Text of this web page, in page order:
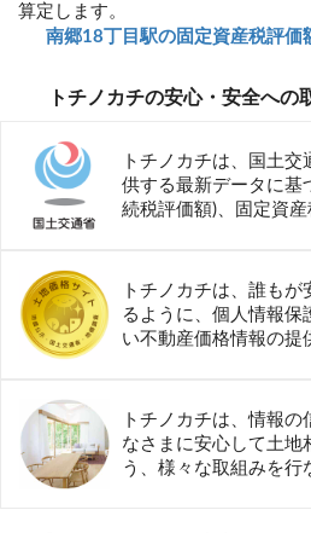
算定します。
南郷18丁目駅の固定資産税評価
トチノカチの安心・安全への
トチノカチは、国土
供する最新データに基
続税評価額)、固定資産
トチノカチは、誰も
るように、個人情報保
い不動産価格情報の提
トチノカチは、情報
なさまに安心して土地
う、様々な取組みを行